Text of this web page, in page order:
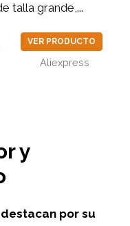
talla grande,...
VER PRODUCTO
Aliexpress
y
por su